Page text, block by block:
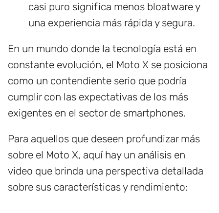
casi puro significa menos bloatware y
una experiencia más rápida y segura.
En un mundo donde la tecnología está en
constante evolución, el Moto X se posiciona
como un contendiente serio que podría
cumplir con las expectativas de los más
exigentes en el sector de smartphones.
Para aquellos que deseen profundizar más
sobre el Moto X, aquí hay un análisis en
video que brinda una perspectiva detallada
sobre sus características y rendimiento: